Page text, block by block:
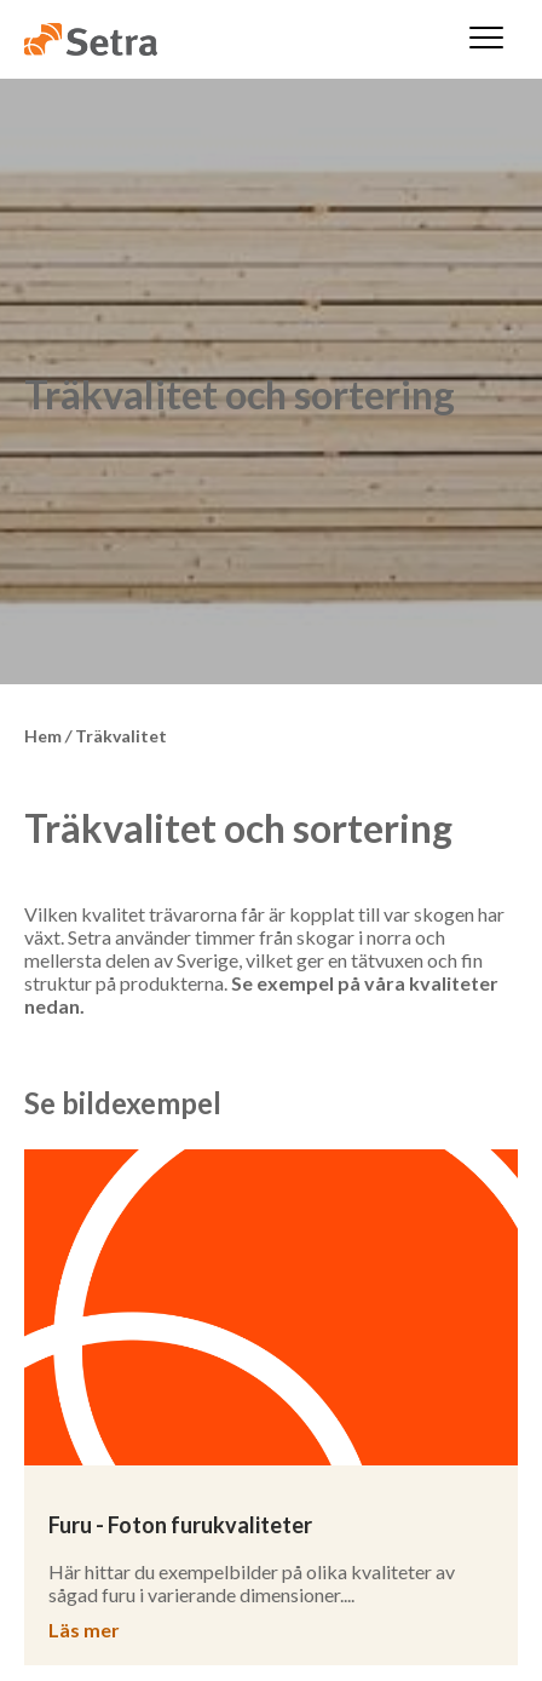
Träkvalitet och sortering
Hem/ Träkvalitet
Träkvalitet och sortering
Vilken kvalitet trävarorna får är kopplat till var skogen har
växt. Setra använder timmer från skogar i norra och
mellersta delen av Sverige, vilket ger en tätvuxen och fin
struktur på produkterna.Se exempel på våra kvaliteter
nedan.
Se bildexempel
Furu - Foton furukvaliteter
Här hittar du exempelbilder på olika kvaliteter av
sågad furu i varierande dimensioner....
Läs mer